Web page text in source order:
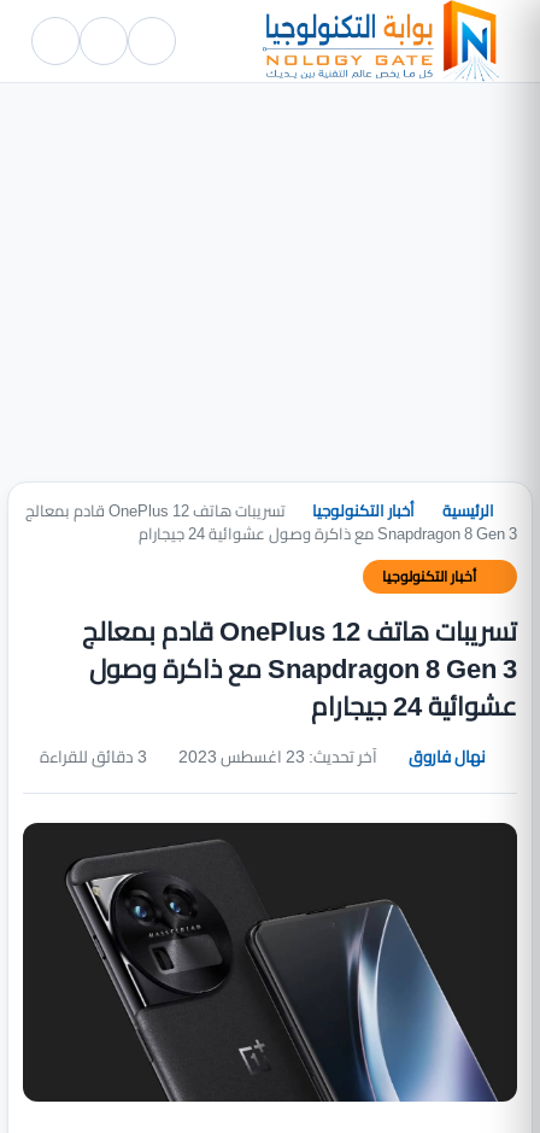
الرئيسية أخبار التكنولوجيا تسريبات هاتف OnePlus 12 قادم بمعالج
Snapdragon 8 Gen 3 مع ذاكرة وصول عشوائية 24 جيجارام
أخبار التكنولوجيا
تسريبات هاتف OnePlus 12 قادم بمعالج
Snapdragon 8 Gen 3 مع ذاكرة وصول
عشوائية 24 جيجارام
نهال فاروق آخر تحديث: 23 اغسطس 2023